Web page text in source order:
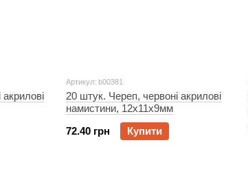
Артикул: b00381
20 штук. Череп, червоні акрилові
намистини, 12x11x9мм
72.40 грн
Купити